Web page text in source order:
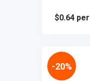
$0.64
-20%